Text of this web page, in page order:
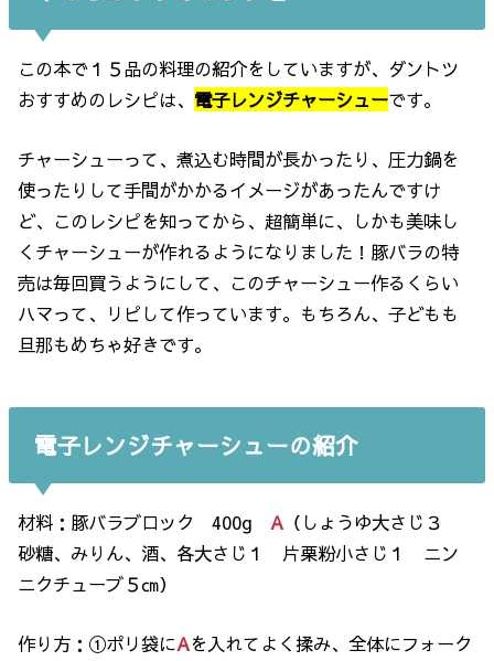
この本で１５品の料理の紹介をしていますが、ダントツ
おすすめのレシピは、電子レンジチャーシューです。
チャーシューって、煮込む時間が長かったり、圧力鍋を
使ったりして手間がかかるイメージがあったんですけ
ど、このレシピを知ってから、超簡単に、しかも美味し
くチャーシューが作れるようになりました！豚バラの特
売は毎回買うようにして、このチャーシュー作るくらい
ハマって、リピして作っています。もちろん、子どもも
旦那もめちゃ好きです。
電子レンジチャーシューの紹介
材料：豚バラブロック 400g A （しょうゆ大さじ３
砂糖、みりん、酒、各大さじ１ 片栗粉小さじ１ ニン
ニクチューブ５㎝）
作り方：①ポリ袋にAを入れてよく揉み、全体にフォーク